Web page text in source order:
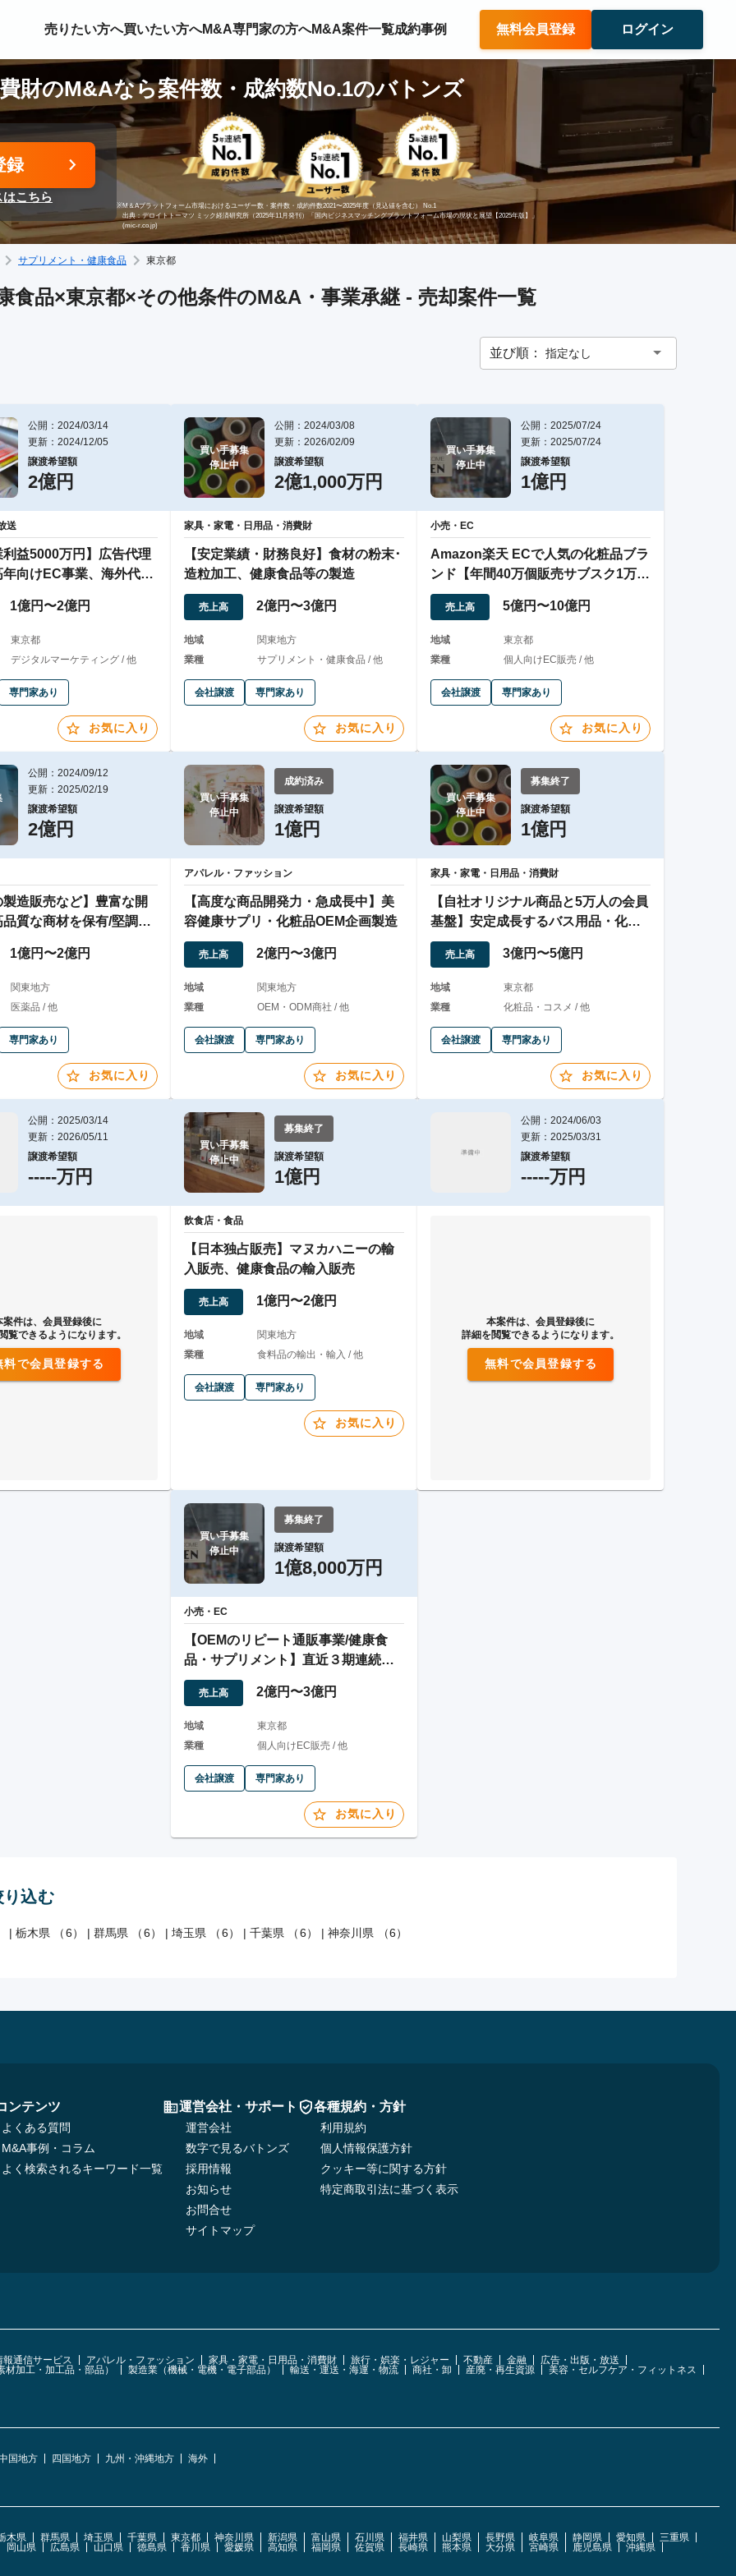
売りたい方へ買いたい方へM&A専門家の方へM&A案件一覧成約事例 無料会員登録 ログイン
財のM&Aなら案件数・成約数No.1のバトンズ
録
こちら
※M＆Aプラットフォーム市場におけるユーザー数・案件数・成約件数2021〜2025年度（見込値を含む） No.1
出典：デロイトトーマツ ミック経済研究所（2025年11月発刊）「国内ビジネスマッチングプラットフォーム市場の現状と展望【2025年版】」
(mic-r.co.jp)
サプリメント・健康食品 東京都
食品×東京都×その他条件のM&A・事業承継 - 売却案件一覧
並び順： 指定なし
公開：2024/03/14
更新：2024/12/05
譲渡希望額
2億円
送
益5000万円】広告代理
向けEC事業、海外代理
1億円〜2億円
東京都
デジタルマーケティング / 他
専門家あり
お気に入り
買い手募集
停止中
公開：2024/03/08
更新：2026/02/09
譲渡希望額
2億1,000万円
家具・家電・日用品・消費財
【安定業績・財務良好】食材の粉末･
造粒加工、健康食品等の製造
売上高 2億円〜3億円
地域
関東地方
業種
サプリメント・健康食品 / 他
会社譲渡 専門家あり
お気に入り
買い手募集
停止中
公開：2025/07/24
更新：2025/07/24
譲渡希望額
1億円
小売・EC
Amazon楽天 ECで人気の化粧品ブラ
ンド【年間40万個販売サブスク1万
人】
売上高 5億円〜10億円
地域
東京都
業種
個人向けEC販売 / 他
会社譲渡 専門家あり
お気に入り
公開：2024/09/12
更新：2025/02/19
譲渡希望額
2億円
造販売など】豊富な開
質な商材を保有/堅調な
1億円〜2億円
関東地方
医薬品 / 他
専門家あり
お気に入り
買い手募集
停止中
成約済み
譲渡希望額
1億円
アパレル・ファッション
【高度な商品開発力・急成長中】美
容健康サプリ・化粧品OEM企画製造
売上高 2億円〜3億円
地域
関東地方
業種
OEM・ODM商社 / 他
会社譲渡 専門家あり
お気に入り
買い手募集
停止中
募集終了
譲渡希望額
1億円
家具・家電・日用品・消費財
【自社オリジナル商品と5万人の会員
基盤】安定成長するバス用品・化粧
品メーカー
売上高 3億円〜5億円
地域
東京都
業種
化粧品・コスメ / 他
会社譲渡 専門家あり
お気に入り
公開：2025/03/14
更新：2026/05/11
譲渡希望額
-----万円
案件は、会員登録後に
覧できるようになります。
料で会員登録する
買い手募集
停止中
募集終了
譲渡希望額
1億円
飲食店・食品
【日本独占販売】マヌカハニーの輸
入販売、健康食品の輸入販売
売上高 1億円〜2億円
地域
関東地方
業種
食料品の輸出・輸入 / 他
会社譲渡 専門家あり
お気に入り
公開：2024/06/03
更新：2025/03/31
譲渡希望額
-----万円
本案件は、会員登録後に
詳細を閲覧できるようになります。
無料で会員登録する
買い手募集
停止中
募集終了
譲渡希望額
1億8,000万円
小売・EC
【OEMのリピート通販事業/健康食
品・サプリメント】直近３期連続黒
字/23区
売上高 2億円〜3億円
地域
東京都
業種
個人向けEC販売 / 他
会社譲渡 専門家あり
お気に入り
り込む
|栃木県 （6） |群馬県 （6） |埼玉県 （6） |千葉県 （6） |神奈川県 （6）
ンテンツ
よくある質問
M&A事例・コラム
よく検索されるキーワード一覧
運営会社・サポート
運営会社
数字で見るバトンズ
採用情報
お知らせ
お問合せ
サイトマップ
各種規約・方針
利用規約
個人情報保護方針
クッキー等に関する方針
特定商取引法に基づく表示
報通信サービス アパレル・ファッション 家具・家電・日用品・消費財 旅行・娯楽・レジャー 不動産 金融
広告・出版・放送
加工・加工品・部品）
製造業（機械・電機・電子部品） 輸送・運送・海運・物流 商社・卸 産廃・再生資源 美容・セルフケア・フィットネス
国地方 四国地方 九州・沖縄地方 海外
木県 群馬県 埼玉県 千葉県 東京都 神奈川県 新潟県 富山県 石川県 福井県 山梨県 長野県 岐阜県 静岡県 愛知県
三重県
岡山県
広島県 山口県 徳島県 香川県 愛媛県 高知県 福岡県 佐賀県 長崎県 熊本県 大分県 宮崎県 鹿児島県 沖縄県